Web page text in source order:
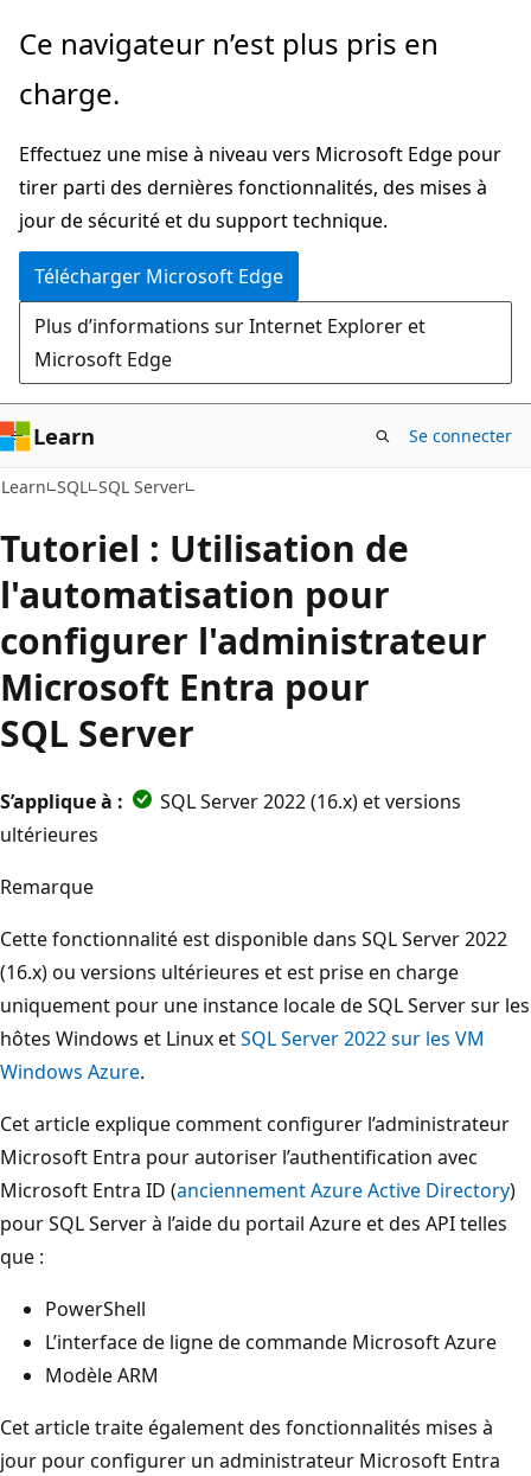
Passer
directement
au
principal
Ce navigateur n’est plus pris en
charge.
Effectuez une mise à niveau vers Microsoft Edge pour
tirer parti des dernières fonctionnalités, des mises à
jour de sécurité et du support technique.
Télécharger Microsoft Edge
Plus d’informations sur Internet Explorer et
Microsoft Edge
Learn Se connecter
Learn SQL SQL Server
Tutoriel : Utilisation de
l'automatisation pour
configurer l'administrateur
Microsoft Entra pour
SQL Server
S’applique à :
SQL Server 2022 (16.x) et versions
ultérieures
Remarque
Cette fonctionnalité est disponible dans SQL Server 2022
(16.x) ou versions ultérieures et est prise en charge
uniquement pour une instance locale de SQL Server sur les
hôtes Windows et Linux etSQL Server 2022 sur les VM
Windows Azure.
Cet article explique comment configurer l’administrateur
Microsoft Entra pour autoriser l’authentification avec
Microsoft Entra ID (anciennement Azure Active Directory)
pour SQL Server à l’aide du portail Azure et des API telles
que :
PowerShell
L’interface de ligne de commande Microsoft Azure
Modèle ARM
Cet article traite également des fonctionnalités mises à
jour pour configurer un administrateur Microsoft Entra